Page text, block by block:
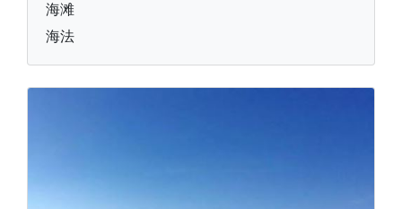
海滩
海法